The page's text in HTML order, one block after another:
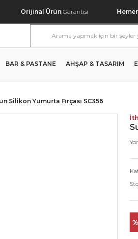
Orijinal Ürün Garantisi
BAR & PASTANE AHŞAP & TASARIM
Silikon Yumurta Fırçası SC356